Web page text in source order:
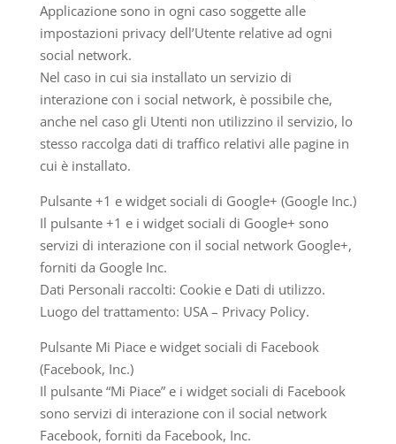
Applicazione sono in ogni caso soggette alle
impostazioni privacy dell’Utente relative ad ogni
social network.
Nel caso in cui sia installato un servizio di
interazione con i social network, è possibile che,
anche nel caso gli Utenti non utilizzino il servizio, lo
stesso raccolga dati di traffico relativi alle pagine in
cui è installato.
Pulsante +1 e widget sociali di Google+ (Google Inc.)
Il pulsante +1 e i widget sociali di Google+ sono
servizi di interazione con il social network Google+,
forniti da Google Inc.
Dati Personali raccolti: Cookie e Dati di utilizzo.
Luogo del trattamento: USA – Privacy Policy.
Pulsante Mi Piace e widget sociali di Facebook
(Facebook, Inc.)
Il pulsante “Mi Piace” e i widget sociali di Facebook
sono servizi di interazione con il social network
Facebook, forniti da Facebook, Inc.